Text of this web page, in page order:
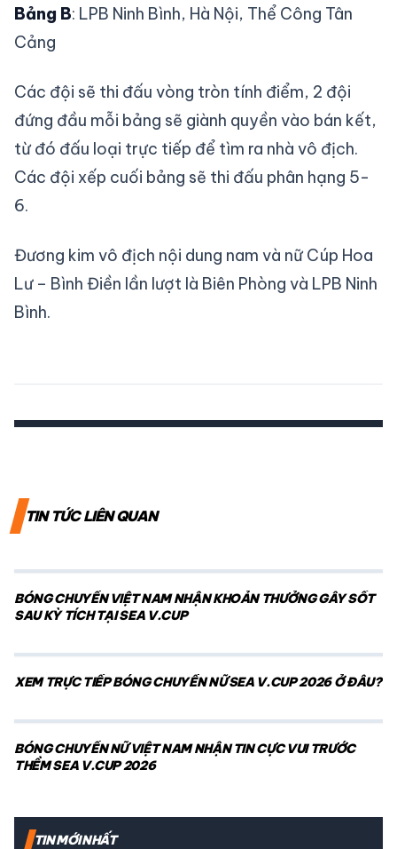
Bảng B: LPB Ninh Bình, Hà Nội, Thể Công Tân
Cảng
Các đội sẽ thi đấu vòng tròn tính điểm, 2 đội
đứng đầu mỗi bảng sẽ giành quyền vào bán kết,
từ đó đấu loại trực tiếp để tìm ra nhà vô địch.
Các đội xếp cuối bảng sẽ thi đấu phân hạng 5-
6.
Đương kim vô địch nội dung nam và nữ Cúp Hoa
Lư – Bình Điền lần lượt là Biên Phòng và LPB Ninh
Bình.
TIN TỨC LIÊN QUAN
BÓNG CHUYỀN VIỆT NAM NHẬN KHOẢN THƯỞNG GÂY SỐT
SAU KỲ TÍCH TẠI SEA V.CUP
XEM TRỰC TIẾP BÓNG CHUYỀN NỮ SEA V.CUP 2026 Ở ĐÂU?
BÓNG CHUYỀN NỮ VIỆT NAM NHẬN TIN CỰC VUI TRƯỚC
THỀM SEA V.CUP 2026
TIN MỚI NHẤT